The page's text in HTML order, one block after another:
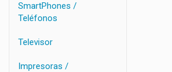
SmartPhones /
Teléfonos
Televisor
Impresoras /